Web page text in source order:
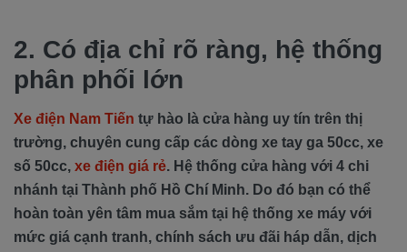
2. Có địa chỉ rõ ràng, hệ thống
phân phối lớn
Xe điện Nam Tiến tự hào là cửa hàng uy tín trên thị
trường, chuyên cung cấp các dòng xe tay ga 50cc, xe
số 50cc, xe điện giá rẻ. Hệ thống cửa hàng với 4 chi
nhánh tại Thành phố Hồ Chí Minh. Do đó bạn có thể
hoàn toàn yên tâm mua sắm tại hệ thống xe máy với
mức giá cạnh tranh, chính sách ưu đãi háp dẫn, dịch